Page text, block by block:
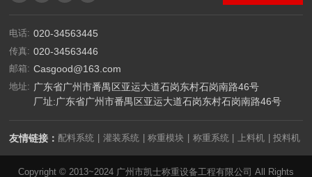
电话: 020-34563445
传真: 020-34563446
邮箱: Casgood@163.com
地址: 广东省广州市番禺区亚运大道石岗东村石岗南路46号
厂址:广东省广州市番禺区亚运大道石岗东村石岗南路46号
友情链接：配料系统 灌装系统 称重模块 称重系统 上料机 投料机
Copyright © 2013~2024 广州市凯士称重设备工程有限公司 All Rights